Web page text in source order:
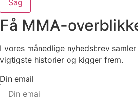
Søg
Få MMA-
I vores månedlige nyhedsbrev
vigtigste historier og kigger frem.
Din email